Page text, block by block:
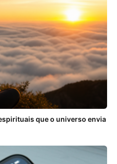
que o universo envia